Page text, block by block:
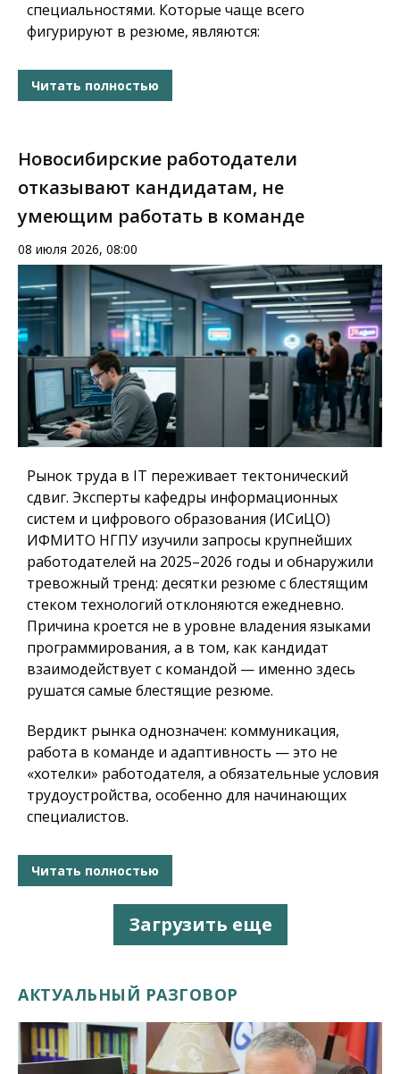
специальностями. Которые чаще всего
фигурируют в резюме, являются:
Читать полностью
Новосибирские работодатели
отказывают кандидатам, не
умеющим работать в команде
08 июля 2026, 08:00
Рынок труда в IT переживает тектонический
сдвиг. Эксперты кафедры информационных
систем и цифрового образования (ИСиЦО)
ИФМИТО НГПУ изучили запросы крупнейших
работодателей на 2025–2026 годы и обнаружили
тревожный тренд: десятки резюме с блестящим
стеком технологий отклоняются ежедневно.
Причина кроется не в уровне владения языками
программирования, а в том, как кандидат
взаимодействует с командой — именно здесь
рушатся самые блестящие резюме.
Вердикт рынка однозначен: коммуникация,
работа в команде и адаптивность — это не
«хотелки» работодателя, а обязательные условия
трудоустройства, особенно для начинающих
специалистов.
Читать полностью
Загрузить еще
АКТУАЛЬНЫЙ РАЗГОВОР